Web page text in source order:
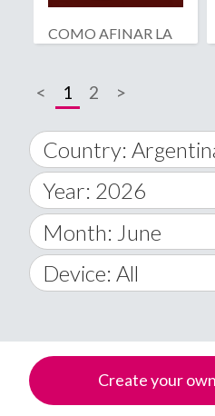
COMO AFINAR LA
< 1 2 >
Country:
World Wide
A
Afghanistan
Åland Islands
A
Year: 2026
2014
2015
2017
Month: June
January
March
Device: All
Create your